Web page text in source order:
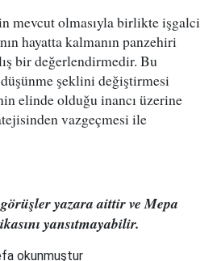
mevcut olmasıyla birlikte işgalci
hayatta kalmanın panzehiri
bir değerlendirmedir. Bu
şeklini değiştirmesi
elinde olduğu inancı üzerine
vazgeçmesi ile
yazara aittir ve Mepa
yansıtmayabilir.
okunmuştur